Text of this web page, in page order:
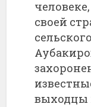
своей
выходцы